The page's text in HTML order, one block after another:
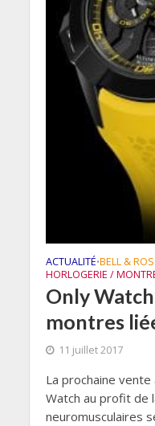
ACTUALITÉ•BELL &
HORLOGERIE /
Only
montres
11 juillet 2017
La prochaine
Watch au profit de
neuromusculaires